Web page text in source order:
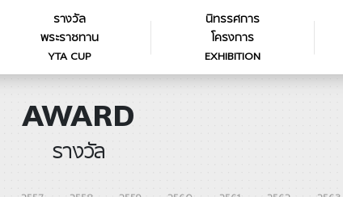
รางวัล
พระราชทาน
YTA CUP
นิทรรศการ
โครงการ
EXHIBITION
AWARD
รางวัล